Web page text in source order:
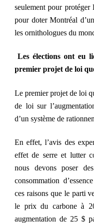
seulement pour protéger
pour doter Montréal
les ornithologues du
Les élections ont eu
premier projet de loi
Le premier projet de loi
de loi sur
d’un système de
En effet, l’avis des
effet de serre et lutter
nous devons poser
consommation
ces raisons que le parti
le prix du carbone à
augmentation de 25 $